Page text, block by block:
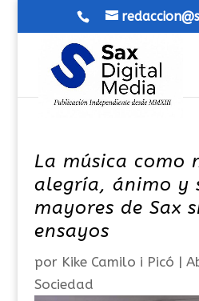
La música como
alegría, ánimo y
mayores de Sax
ensayos
por Kike Camilo i Picó |
Sociedad